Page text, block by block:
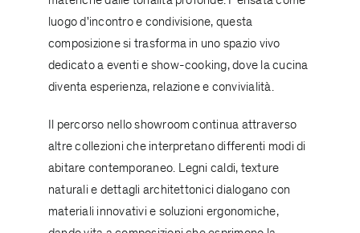
luogo d'incontro e condivisione, questa
composizione si trasforma in uno spazio vivo
dedicato a eventi e show-cooking, dove la cucina
diventa esperienza, relazione e convivialità.
Il percorso nello showroom continua attraverso
altre collezioni che interpretano differenti modi di
abitare contemporaneo. Legni caldi, texture
naturali e dettagli architettonici dialogano con
materiali innovativi e soluzioni ergonomiche,